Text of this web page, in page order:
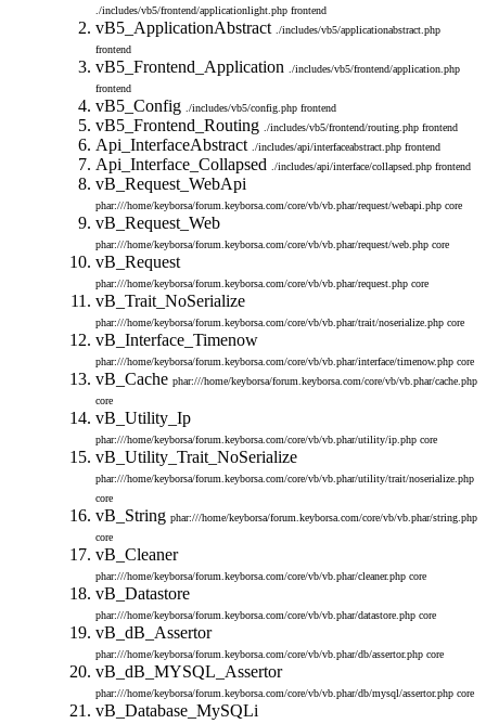
./includes/vb5/frontend/applicationlight.php frontend
vB5_ApplicationAbstract
./includes/vb5/applicationabstract.php
frontend
vB5_Frontend_Application
./includes/vb5/frontend/application.php
frontend
vB5_Config ./includes/vb5/config.php frontend
vB5_Frontend_Routing ./includes/vb5/frontend/routing.php frontend
Api_InterfaceAbstract ./includes/api/interfaceabstract.php frontend
Api_Interface_Collapsed ./includes/api/interface/collapsed.php frontend
vB_Request_WebApi
phar:///home/keyborsa/forum.keyborsa.com/core/vb/vb.phar/request/webapi.php core
vB_Request_Web
phar:///home/keyborsa/forum.keyborsa.com/core/vb/vb.phar/request/web.php core
vB_Request
phar:///home/keyborsa/forum.keyborsa.com/core/vb/vb.phar/request.php core
vB_Trait_NoSerialize
phar:///home/keyborsa/forum.keyborsa.com/core/vb/vb.phar/trait/noserialize.php core
vB_Interface_Timenow
phar:///home/keyborsa/forum.keyborsa.com/core/vb/vb.phar/interface/timenow.php core
vB_Cache phar:///home/keyborsa/forum.keyborsa.com/core/vb/vb.phar/cache.php
core
vB_Utility_Ip
phar:///home/keyborsa/forum.keyborsa.com/core/vb/vb.phar/utility/ip.php core
vB_Utility_Trait_NoSerialize
phar:///home/keyborsa/forum.keyborsa.com/core/vb/vb.phar/utility/trait/noserialize.php
core
vB_String phar:///home/keyborsa/forum.keyborsa.com/core/vb/vb.phar/string.php
core
vB_Cleaner
phar:///home/keyborsa/forum.keyborsa.com/core/vb/vb.phar/cleaner.php core
vB_Datastore
phar:///home/keyborsa/forum.keyborsa.com/core/vb/vb.phar/datastore.php core
vB_dB_Assertor
phar:///home/keyborsa/forum.keyborsa.com/core/vb/vb.phar/db/assertor.php core
vB_dB_MYSQL_Assertor
phar:///home/keyborsa/forum.keyborsa.com/core/vb/vb.phar/db/mysql/assertor.php core
vB_Database_MySQLi